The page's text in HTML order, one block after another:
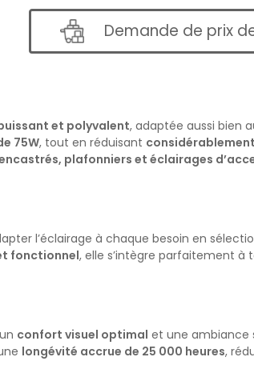
Demande de prix
et polyvalent, adaptée aussi bien
75W, tout en réduisant
plafonniers et éclairages
l’éclairage à chaque besoin en
fonctionnel, elle s’intègre parfaitement à
confort visuel optimal et une ambiance
longévité accrue de 25 000 heures,